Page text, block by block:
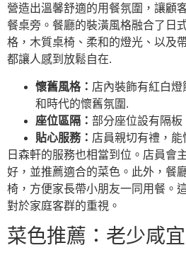
營造出溫馨舒適的用餐氛圍，讓顧
餐桌旁。餐廳的裝潢風格融合了日
格，木質桌椅、柔和的燈光、以及
都讓人感到放鬆自在.
懷舊風格： 店內裝飾有紅白
和時代的懷舊氛圍.
座位區隔： 部分座位設有隔板
貼心服務： 店員親切有禮，
日森軒的服務也相當到位。店員會
好，並推薦適合的菜色。此外，餐
椅，方便家長帶小朋友一同用餐。
對於家庭客群的重視。
菜色推薦：老少咸